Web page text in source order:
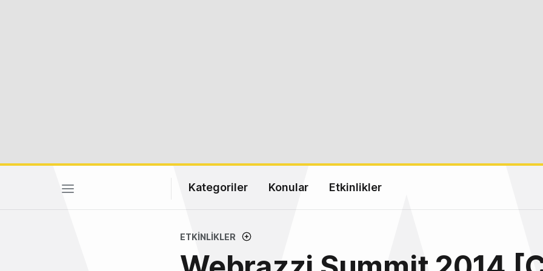
Kategoriler Konular Etkinlikler
ETKINLIKLER